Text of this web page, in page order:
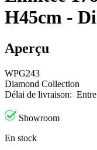
H45cm -
Aperçu
WPG243
Diamond Collection
Délai de livraison:
Showroom
En stock